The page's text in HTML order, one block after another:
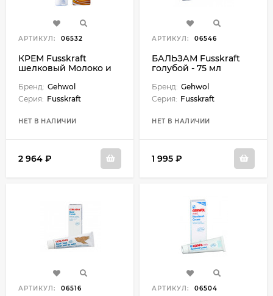
АРТИКУЛ: 06532
КРЕМ Fusskraft
шелковый Молоко и
Бренд: Gehwol
Серия: Fusskraft
НЕТ В НАЛИЧИИ
2 964 ₽
АРТИКУЛ: 06546
БАЛЬЗАМ Fusskraft
голубой - 75 мл
Бренд: Gehwol
Серия: Fusskraft
НЕТ В НАЛИЧИИ
1 995 ₽
АРТИКУЛ: 06516 АРТИКУЛ: 06504